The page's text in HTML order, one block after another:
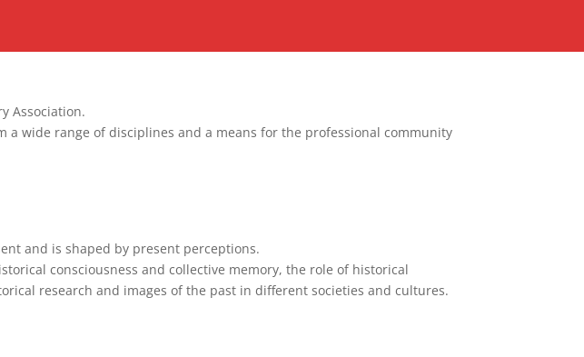
Association.
wide range of disciplines and a means for the professional community
and is shaped by present perceptions.
consciousness and collective memory, the role of historical
research and images of the past in different societies and cultures.